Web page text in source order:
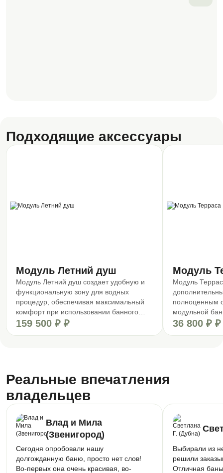
Подходящие аксессуары
Модуль Летний душ
Модуль Летний душ создает удобную и
функциональную зону для водных
процедур, обеспечивая максимальный
комфорт при использовании банного
комплекса. Такое решение позволяет
159 500 ₽ ₽
Модуль
Модуль
полноценным
модульной
Расширение
36 800 ₽ ₽
Реальные впечатления
владельцев
Влад и Мила
(Звенигород)
Сегодня опробовали нашу
долгожданную баню, просто нет слов!
Во-первых она очень красивая, во-
Выбирали из
решили
Отличная